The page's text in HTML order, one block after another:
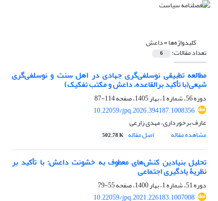
کلیدواژه‌ها =داعش
تعداد مقالات: 6
مطالعه تطبیقی نوسلفی‌گری جهادی در اهل سنت و نوسلفی‌گری
شیعی(با تأکید برالقاعده، داعش و مکتب تفکیک)
دوره 56، شماره 1، بهار 1405، صفحه
114-87
10.22059/jpq.2026.394187.1008356
عارف برخورداری، مهدی زارعی
مشاهده مقاله
اصل مقاله 502.78 K
تحلیل بنیادین کنش‌های معطوف به خشونت داعش: با تأکید بر
نظریۀ یادگیری اجتماعی
دوره 51، شماره 1، بهار 1400، صفحه
55-79
10.22059/jpq.2021.226183.1007008